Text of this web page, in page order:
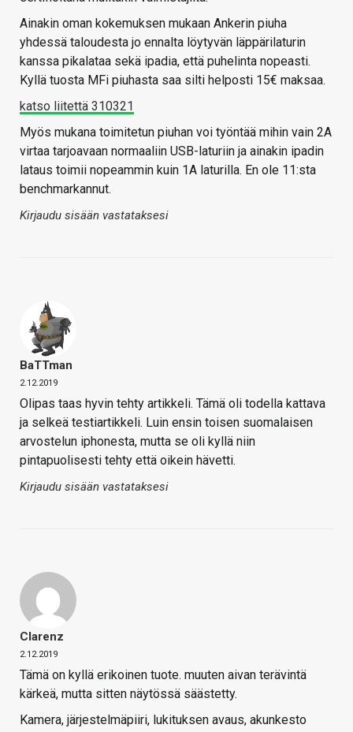
Ainakin oman kokemuksen mukaan Ankerin piuha
yhdessä taloudesta jo ennalta löytyvän läppärilaturin
kanssa pikalataa sekä ipadia, että puhelinta nopeasti.
Kyllä tuosta MFi piuhasta saa silti helposti 15€ maksaa.
katso liitettä 310321
Myös mukana toimitetun piuhan voi työntää mihin vain 2A
virtaa tarjoavaan normaaliin USB-laturiin ja ainakin ipadin
lataus toimii nopeammin kuin 1A laturilla. En ole 11:sta
benchmarkannut.
Kirjaudu sisään vastataksesi
BaTTman
2.12.2019
Olipas taas hyvin tehty artikkeli. Tämä oli todella kattava
ja selkeä testiartikkeli. Luin ensin toisen suomalaisen
arvostelun iphonesta, mutta se oli kyllä niin
pintapuolisesti tehty että oikein hävetti.
Kirjaudu sisään vastataksesi
Clarenz
2.12.2019
Tämä on kyllä erikoinen tuote. muuten aivan terävintä
kärkeä, mutta sitten näytössä säästetty.
Kamera, järjestelmäpiiri, lukituksen avaus, akunkesto